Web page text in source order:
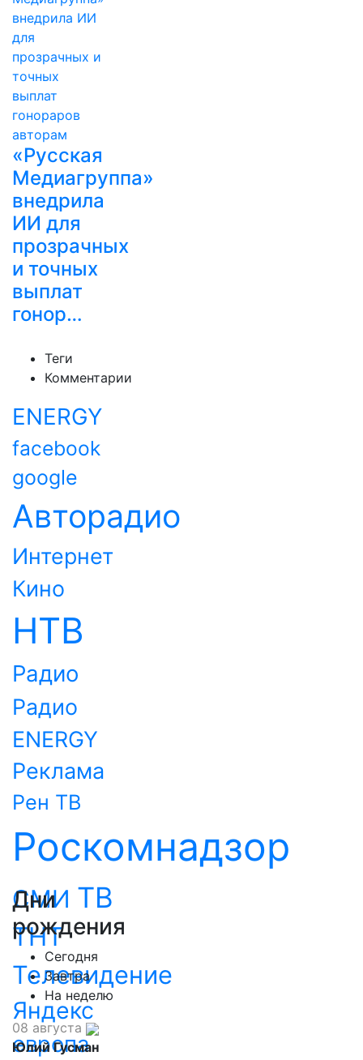
«Русская
Медиагруппа»
внедрила
ИИ для
прозрачных
и точных
выплат
гонор…
Теги
Комментарии
ENERGY
facebook
google
Авторадио
Интернет
Кино
НТВ
Радио
Радио
ENERGY
Реклама
Рен ТВ
Роскомнадзор
СМИ ТВ
ТНТ
Телевидение
Яндекс
европа
Дни
рождения
Сегодня
Завтра
На неделю
08 августа
Юлий Гусман